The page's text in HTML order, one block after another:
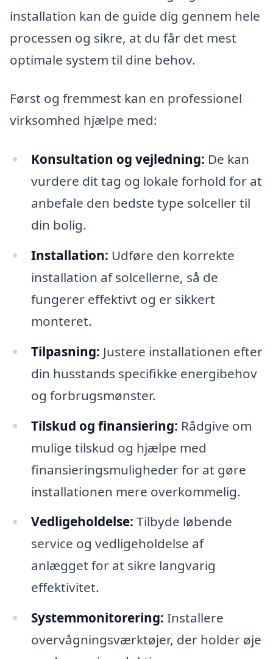
installation kan de guide dig gennem hele
processen og sikre, at du får det mest
optimale system til dine behov.
Først og fremmest kan en professionel
virksomhed hjælpe med:
Konsultation og vejledning: De kan
vurdere dit tag og lokale forhold for at
anbefale den bedste type solceller til
din bolig.
Installation: Udføre den korrekte
installation af solcellerne, så de
fungerer effektivt og er sikkert
monteret.
Tilpasning: Justere installationen efter
din husstands specifikke energibehov
og forbrugsmønster.
Tilskud og finansiering: Rådgive om
mulige tilskud og hjælpe med
finansieringsmuligheder for at gøre
installationen mere overkommelig.
Vedligeholdelse: Tilbyde løbende
service og vedligeholdelse af
anlægget for at sikre langvarig
effektivitet.
Systemmonitorering: Installere
overvågningsværktøjer, der holder øje